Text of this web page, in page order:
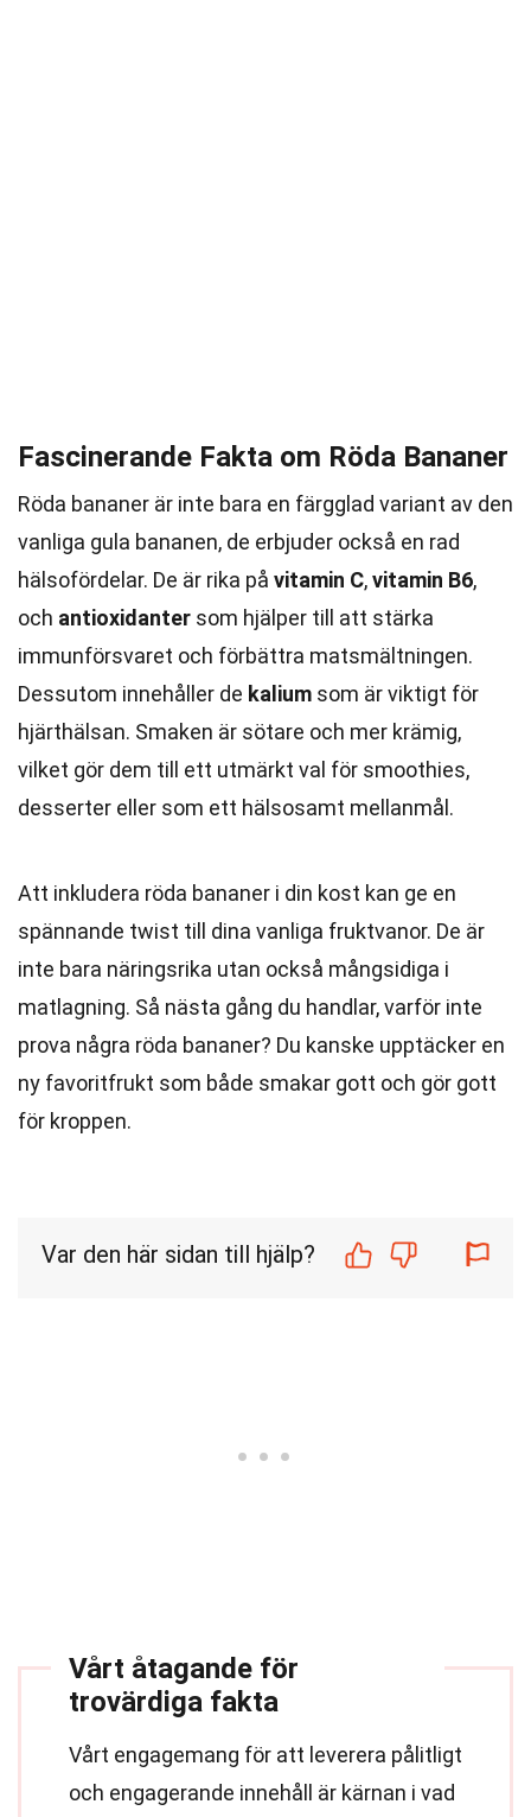
Fascinerande Fakta om Röda Bananer
Röda bananer är inte bara en färgglad variant av den
vanliga gula bananen, de erbjuder också en rad
hälsofördelar. De är rika på vitamin C,vitamin B6,
och antioxidanter som hjälper till att stärka
immunförsvaret och förbättra matsmältningen.
Dessutom innehåller de kalium som är viktigt för
hjärthälsan. Smaken är sötare och mer krämig,
vilket gör dem till ett utmärkt val för smoothies,
desserter eller som ett hälsosamt mellanmål.
Att inkludera röda bananer i din kost kan ge en
spännande twist till dina vanliga fruktvanor. De är
inte bara näringsrika utan också mångsidiga i
matlagning. Så nästa gång du handlar, varför inte
prova några röda bananer? Du kanske upptäcker en
ny favoritfrukt som både smakar gott och gör gott
för kroppen.
Var den här sidan till hjälp?
Vårt åtagande för
trovärdiga fakta
Vårt engagemang för att leverera pålitligt
och engagerande innehåll är kärnan i vad